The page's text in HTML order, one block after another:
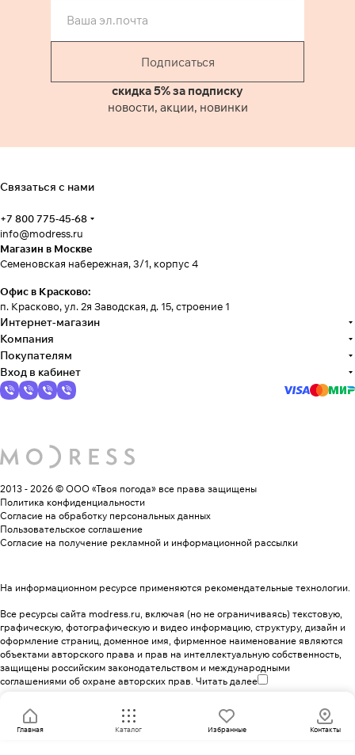
Подписаться
скидка 5% за подписку
новости, акции, новинки
Связаться с нами
+7 800 775-45-68
info@modress.ru
Магазин в Москве
Семеновская набережная, 3/1, корпус 4
Офис в Красково:
п. Красково, ул. 2я Заводская, д. 15, строение 1
Интернет-магазин
Компания
Покупателям
Вход в кабинет
2013 - 2026 © ООО «Твоя погода» все права защищены
Политика конфиденциальности
Согласие на обработку персональных данных
Пользовательское соглашение
Согласие на получение рекламной и информационной рассылки
На информационном ресурсе применяются рекомендательные технологии.
Все ресурсы сайта modress.ru, включая (но не ограничиваясь) текстовую,
графическую, фотографическую и видео информацию, структуру, дизайн и
оформление страниц, доменное имя, фирменное наименование являются
объектами авторского права и прав на интеллектуальную собственность,
защищены российским законодательством и международными
соглашениями об охране авторских прав. Читать далее
Главная Каталог Избранные Контакты